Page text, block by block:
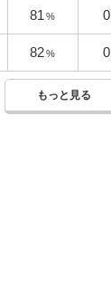
81 % 0
82 % 0
もっと見る